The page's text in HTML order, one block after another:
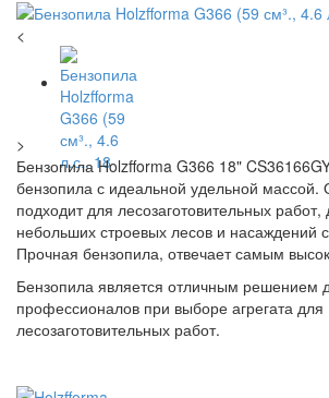
<
>
Бензопила Holzfforma G366 18"
бензопила с идеальной удельной
подходит для лесозаготовительных
небольших строевых лесов и насаждений
Прочная бензопила, отвечает самым
Бензопила является отличным решением
профессионалов при выборе агрегата для
лесозаготовительных работ.